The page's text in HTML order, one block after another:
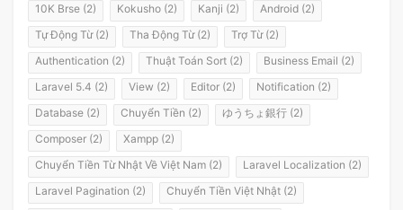
10K Brse (2)
Kokusho (2) Kanji (2)
Android (2)
Tự Động Từ (2)
Tha Động Từ (2)
Trợ Từ (2)
Authentication (2)
Thuật Toán Sort (2)
Business Email (2)
Laravel 5.4 (2)
View (2) Editor (2)
Notification (2)
Database (2)
Chuyển Tiền (2)
ゆうちょ銀行 (2)
Composer (2)
Xampp (2)
Chuyển Tiền Từ Nhật Về Việt Nam (2)
Laravel Localization (2)
Laravel Pagination (2)
Chuyển Tiền Việt Nhật (2)